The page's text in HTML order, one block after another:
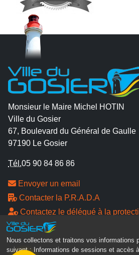
Nous collectons et traitons vos informations
suivant :
Informations de sessions et accès
Monsieur le Maire Michel HOTIN
Ville du Gosier
67, Boulevard du Général de Gaulle
97190 Le Gosier
Tél.05 90 84 86 86
Envoyer un email
Contacter la P.R.A.D.A
Contactez le délégué à la
personnelles - D.P.O